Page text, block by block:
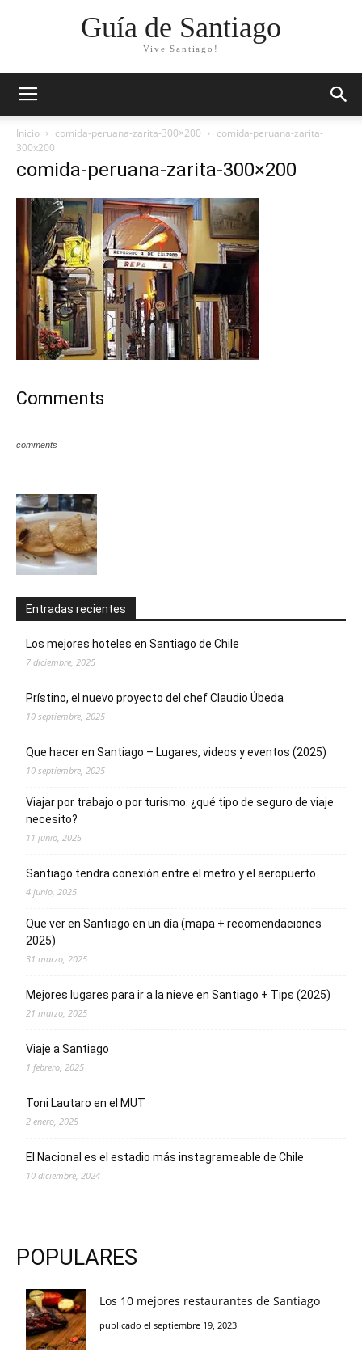
Guía de Santiago
Vive Santiago!
Inicio comida-peruana-zarita-300×200
comida-peruana-zarita-
300x200
comida-peruana-zarita-300×200
Comments
comments
Entradas recientes
Los mejores hoteles en Santiago de Chile
7 diciembre, 2025
Prístino, el nuevo proyecto del chef Claudio Úbeda
10 septiembre, 2025
Que hacer en Santiago – Lugares, videos y eventos (2025)
10 septiembre, 2025
Viajar por trabajo o por turismo: ¿qué tipo de seguro de viaje
necesito?
11 junio, 2025
Santiago tendra conexión entre el metro y el aeropuerto
4 junio, 2025
Que ver en Santiago en un día (mapa + recomendaciones
2025)
31 marzo, 2025
Mejores lugares para ir a la nieve en Santiago + Tips (2025)
21 marzo, 2025
Viaje a Santiago
1 febrero, 2025
Toni Lautaro en el MUT
2 enero, 2025
El Nacional es el estadio más instagrameable de Chile
10 diciembre, 2024
POPULARES
Los 10 mejores restaurantes de Santiago
publicado el septiembre 19, 2023